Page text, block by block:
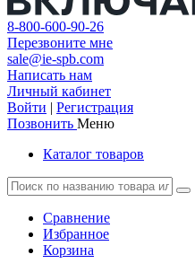
8-800-600-90-26
Перезвоните мне
sale@ie-spb.com
Написать нам
Личный кабинет
Войти | Регистрация
Позвонить Меню
Каталог товаров
Сравнение
Избранное
Корзина